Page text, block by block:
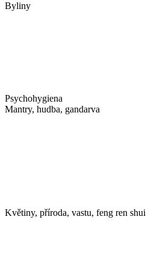
Byliny
Psychohygiena
Mantry, hudba, gandarva
Květiny, příroda, vastu, feng ren shui